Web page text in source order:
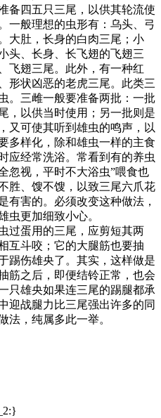
备四五只三尾，以供其轮流使
一般理想的虫形有：乌头、弓
大肚，长身的白肉三尾；小
头、长身、长飞翅的飞翅三
飞翅三尾。此外，有一种红
形状凶恶的老虎三尾。此类三
。三雌一般要准备两批：一批
，以供当时使用；另一批则是
又可使其听到雄虫的鸣声，以
多样化，除和雄虫一样的主食
应经常洗浴。常看到有的养虫
忽视，平时不大浴虫”喂食也
胜、馊不馊，以致三尾六爪花
有害的。必须改变这种做法，
虫更加细致小心。
过蛋用的三尾，应剪短其两
互斗咬；它的大腿筋也要抽
踢伤雄央了。其实，这样做是
筋之后，即便结铃正常，也会
只雄央如果连三尾的踢腿都承
迎战腿力比三尾强出许多的同
法，纯属多此一举。